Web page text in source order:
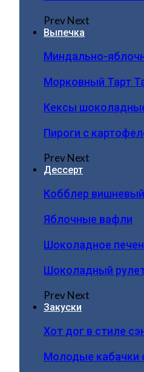
PrevNext
Выпечка
Миндально-
Морковный Тарт
Кексы
Пироги c
PrevNext
Дессерт
Кобблер вишневый
Яблочные вафли
Шоколадное
Шоколадный
PrevNext
Закуски
Хот дог в стиле
Молодые кабачки